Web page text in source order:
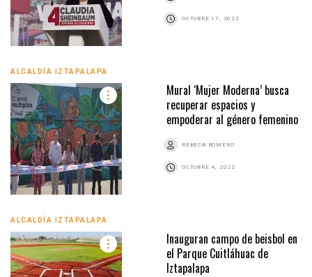
OCTUBRE 17, 2022
ALCALDÍA IZTAPALAPA
Mural ‘Mujer Moderna’ busca
recuperar espacios y
empoderar al género femenino
REBECA ROMERO
OCTUBRE 4, 2022
ALCALDÍA IZTAPALAPA
Inauguran campo de beisbol en
el Parque Cuitláhuac de
Iztapalapa